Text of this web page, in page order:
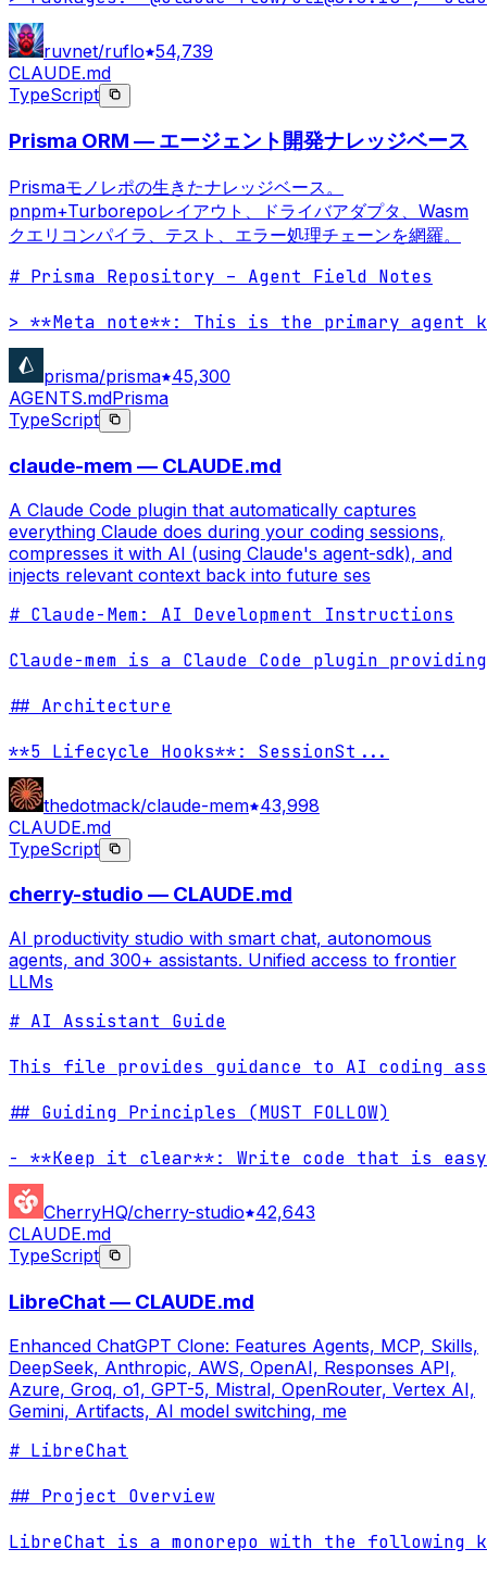
ruvnet/ruflo 54,739
CLAUDE.md
TypeScript
Prisma ORM — エージェント開発ナレッジベース
Prismaモノレポの生きたナレッジベース。
pnpm+Turborepoレイアウト、ドライバアダプタ、Wasm
クエリコンパイラ、テスト、エラー処理チェーンを網羅。
# Prisma Repository – Agent Field Notes
> **Meta note**: This is the primary agent
prisma/prisma 45,300
AGENTS.mdPrisma
TypeScript
claude-mem — CLAUDE.md
A Claude Code plugin that automatically captures
everything Claude does during your coding sessions,
compresses it with AI (using Claude's agent-sdk), and
injects relevant context back into future ses
# Claude-Mem: AI Development Instructions
Claude-mem is a Claude Code plugin
## Architecture
**5 Lifecycle Hooks**: SessionSt ...
thedotmack/claude-mem 43,998
CLAUDE.md
TypeScript
cherry-studio — CLAUDE.md
AI productivity studio with smart chat, autonomous
agents, and 300+ assistants. Unified access to frontier
LLMs
# AI Assistant Guide
This file provides guidance to AI coding
## Guiding Principles (MUST FOLLOW)
- **Keep it clear**: Write code that is
CherryHQ/cherry-studio 42,643
CLAUDE.md
TypeScript
LibreChat — CLAUDE.md
Enhanced ChatGPT Clone: Features Agents, MCP, Skills,
DeepSeek, Anthropic, AWS, OpenAI, Responses API,
Azure, Groq, o1, GPT-5, Mistral, OpenRouter, Vertex AI,
Gemini, Artifacts, AI model switching, me
# LibreChat
## Project Overview
LibreChat is a monorepo with the following